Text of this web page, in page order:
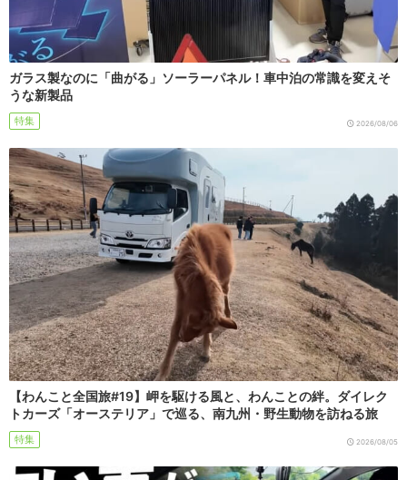
ガラス製なのに「曲がる」ソーラーパネル！車中泊の常識を変えそ
うな新製品
特集 2026/08/06
【わんこと全国旅#19】岬を駆ける風と、わんことの絆。ダイレク
トカーズ「オーステリア」で巡る、南九州・野生動物を訪ねる旅
特集 2026/08/05